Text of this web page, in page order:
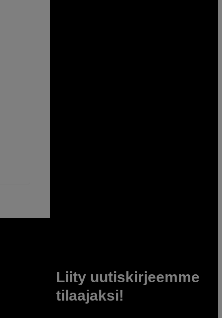
Liity uutiskirjeemme
tilaajaksi!